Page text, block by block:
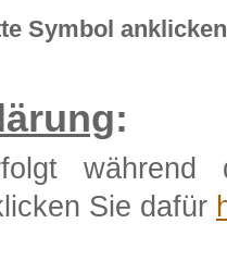
Symbol
:
während
Sie dafür